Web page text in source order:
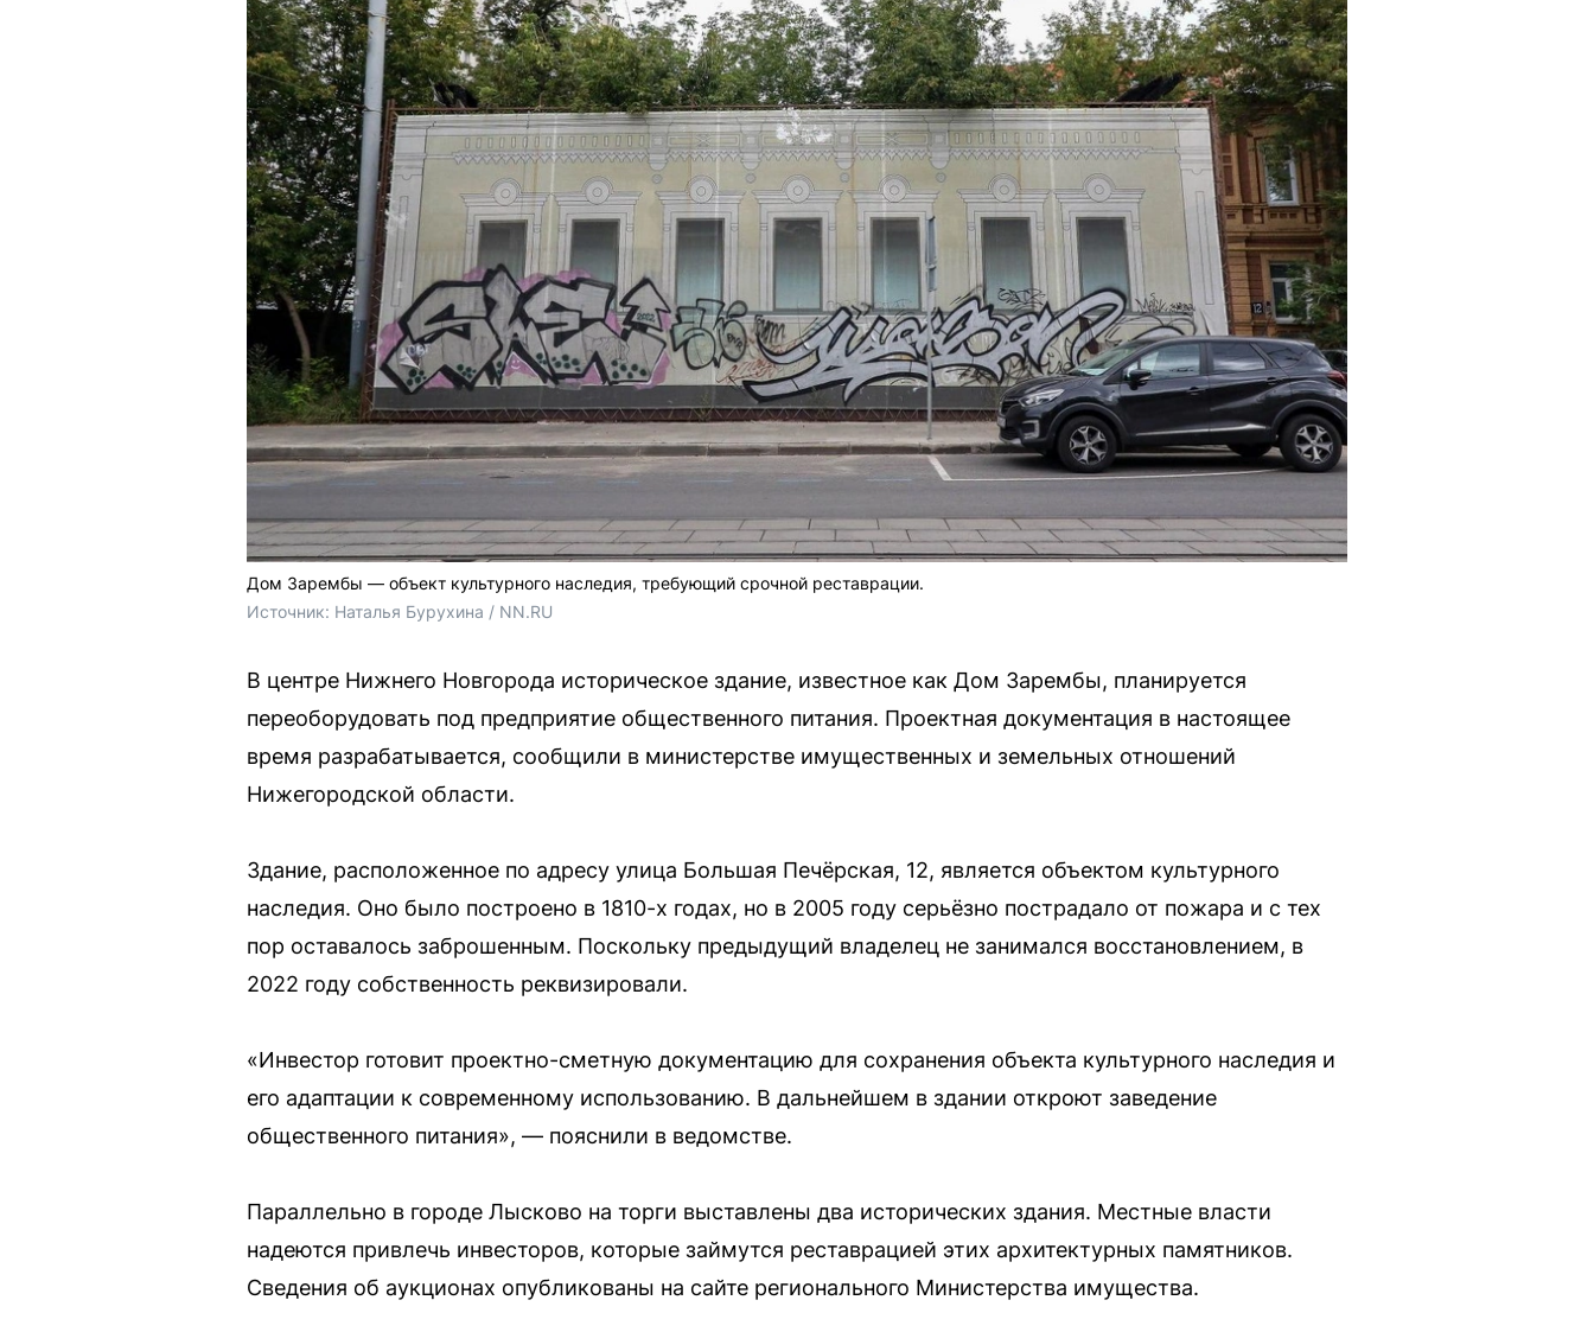
Дом Зарембы — объект культурного наследия, требующий срочной реставрации.
Источник: Наталья Бурухина / NN.RU
В центре Нижнего Новгорода историческое здание, известное как Дом Зарембы, планируется
переоборудовать под предприятие общественного питания. Проектная документация в настоящее
время разрабатывается, сообщили в министерстве имущественных и земельных отношений
Нижегородской области.
Здание, расположенное по адресу улица Большая Печёрская, 12, является объектом культурного
наследия. Оно было построено в 1810-х годах, но в 2005 году серьёзно пострадало от пожара и с тех
пор оставалось заброшенным. Поскольку предыдущий владелец не занимался восстановлением, в
2022 году собственность реквизировали.
«Инвестор готовит проектно-сметную документацию для сохранения объекта культурного наследия и
его адаптации к современному использованию. В дальнейшем в здании откроют заведение
общественного питания», — пояснили в ведомстве.
Параллельно в городе Лысково на торги выставлены два исторических здания. Местные власти
надеются привлечь инвесторов, которые займутся реставрацией этих архитектурных памятников.
Сведения об аукционах опубликованы на сайте регионального Министерства имущества.